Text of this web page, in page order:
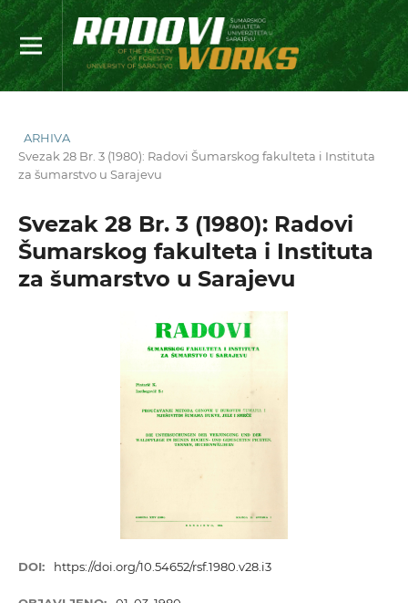
ARHIVA
Svezak 28 Br. 3 (1980): Radovi Šumarskog fakulteta i Instituta
za šumarstvo u Sarajevu
Svezak 28 Br. 3 (1980): Radovi
Šumarskog fakulteta i Instituta
za šumarstvo u Sarajevu
DOI: https://doi.org/10.54652/rsf.1980.v28.i3